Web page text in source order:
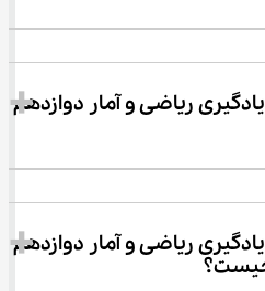
ریاضی و آمار دوازدهم
ریاضی و آمار دوازدهم